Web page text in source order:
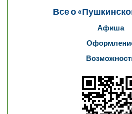
Все о
Афиша